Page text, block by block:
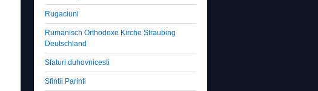
Rugaciuni
Rumänisch Orthodoxe Kirche Straubing
Deutschland
Sfaturi duhovnicesti
Sfintii Parinti